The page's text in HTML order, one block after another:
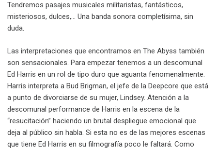
Tendremos pasajes musicales militaristas, fantásticos,
misteriosos, dulces,… Una banda sonora completísima, sin
duda.
Las interpretaciones que encontramos en The Abyss también
son sensacionales. Para empezar tenemos a un descomunal
Ed Harris en un rol de tipo duro que aguanta fenomenalmente.
Harris interpreta a Bud Brigman, el jefe de la Deepcore que está
a punto de divorciarse de su mujer, Lindsey. Atención a la
descomunal performance de Harris en la escena de la
“resucitación” haciendo un brutal despliegue emocional que
deja al público sin habla. Si esta no es de las mejores escenas
que tiene Ed Harris en su filmografía poco le faltará. Como